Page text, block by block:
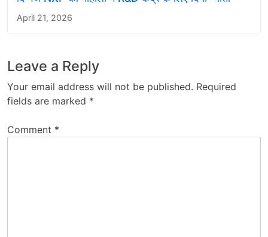
April 21, 2026
Leave a Reply
Your email address will not be published. Required
fields are marked *
Comment *